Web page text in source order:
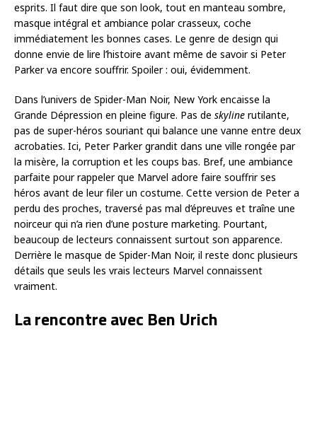
esprits. Il faut dire que son look, tout en manteau sombre,
masque intégral et ambiance polar crasseux, coche
immédiatement les bonnes cases. Le genre de design qui
donne envie de lire l’histoire avant même de savoir si Peter
Parker va encore souffrir. Spoiler : oui, évidemment.
Dans l’univers de Spider-Man Noir, New York encaisse la
Grande Dépression en pleine figure. Pas de skyline rutilante,
pas de super-héros souriant qui balance une vanne entre deux
acrobaties. Ici, Peter Parker grandit dans une ville rongée par
la misère, la corruption et les coups bas. Bref, une ambiance
parfaite pour rappeler que Marvel adore faire souffrir ses
héros avant de leur filer un costume. Cette version de Peter a
perdu des proches, traversé pas mal d’épreuves et traîne une
noirceur qui n’a rien d’une posture marketing. Pourtant,
beaucoup de lecteurs connaissent surtout son apparence.
Derrière le masque de Spider-Man Noir, il reste donc plusieurs
détails que seuls les vrais lecteurs Marvel connaissent
vraiment.
La rencontre avec Ben Urich